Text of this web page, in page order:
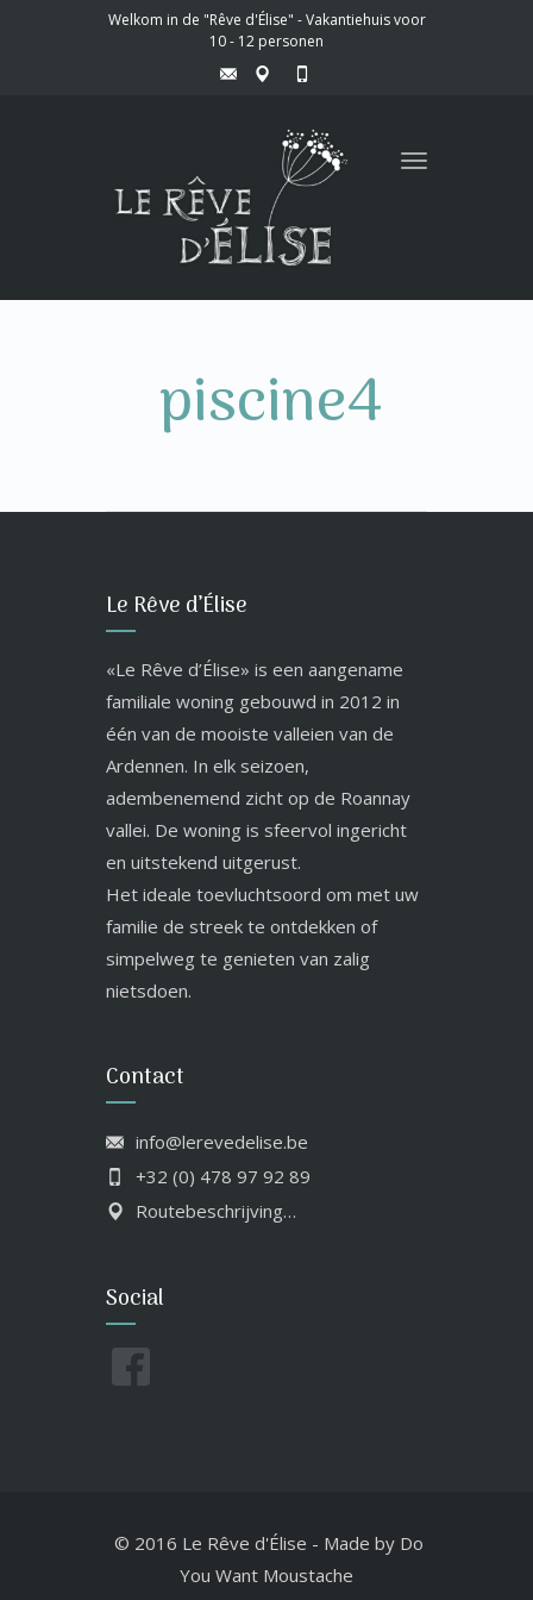
Welkom in de "Rêve d'Élise" - Vakantiehuis voor
10 - 12 personen
Toggle
piscine4
Le Rêve d’Élise
«Le Rêve d’Élise» is een aangename
familiale woning gebouwd in 2012 in
één van de mooiste valleien van de
Ardennen. In elk seizoen,
adembenemend zicht op de Roannay
vallei. De woning is sfeervol ingericht
en uitstekend uitgerust.
Het ideale toevluchtsoord om met uw
familie de streek te ontdekken of
simpelweg te genieten van zalig
nietsdoen.
Contact
info@lerevedelise.be
+32 (0) 478 97 92 89
Routebeschrijving…
Social
© 2016 Le Rêve d'Élise - Made by Do
You Want Moustache